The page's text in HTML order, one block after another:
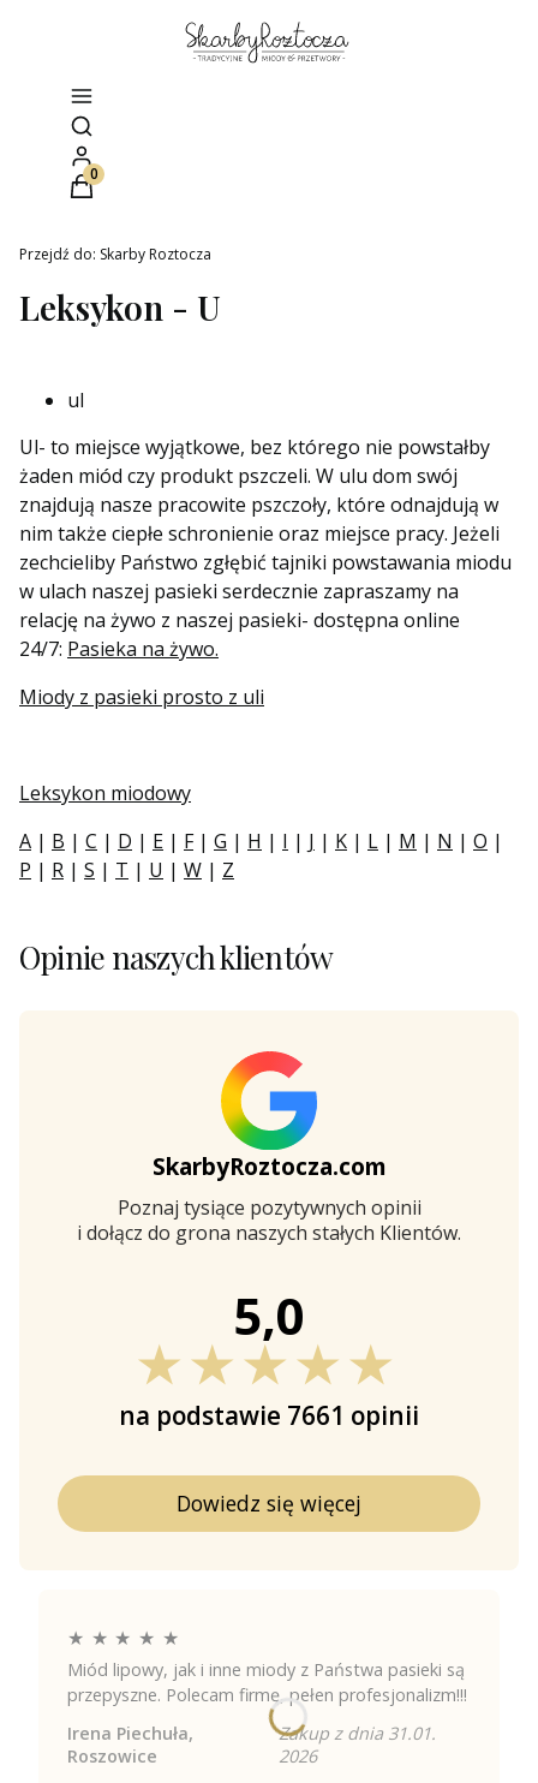
Otwórz wyszukiwarkę
Produkty w koszyku: 0. Zobacz szczegóły
Przejdź do: Skarby Roztocza
Leksykon - U
ul
Ul- to miejsce wyjątkowe, bez którego nie powstałby
żaden miód czy produkt pszczeli. W ulu dom swój
znajdują nasze pracowite pszczoły, które odnajdują w
nim także ciepłe schronienie oraz miejsce pracy. Jeżeli
zechcieliby Państwo zgłębić tajniki powstawania miodu
w ulach naszej pasieki serdecznie zapraszamy na
relację na żywo z naszej pasieki- dostępna online
24/7: Pasieka na żywo.
Miody z pasieki prosto z uli
Leksykon miodowy
A | B | C | D | E | F| G | H | I | J | K | L | M | N | O |
P | R | S | T | U | W | Z
Opinie naszych klientów
SkarbyRoztocza.com
Poznaj tysiące pozytywnych opinii
i dołącz do grona naszych stałych Klientów.
5,0
★★★★★
na podstawie 7661 opinii
Dowiedz się więcej
★ ★ ★ ★ ★
Miód lipowy, jak i inne miody z Państwa pasieki są
przepyszne. Polecam firmę, pełen profesjonalizm!!!
Irena Piechuła,
Roszowice
Zakup z dnia 31.01.
2026